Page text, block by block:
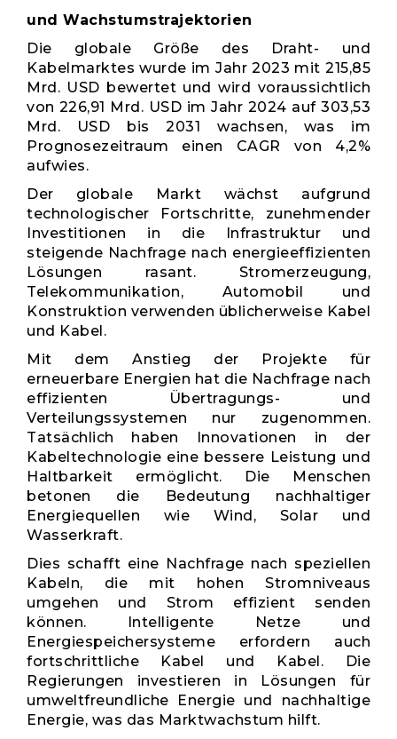
und Wachstumstrajektorien
Die globale Größe des Draht- und
Kabelmarktes wurde im Jahr 2023 mit 215,85
Mrd. USD bewertet und wird voraussichtlich
von 226,91 Mrd. USD im Jahr 2024 auf 303,53
Mrd. USD bis 2031 wachsen, was im
Prognosezeitraum einen CAGR von 4,2%
aufwies.
Der globale Markt wächst aufgrund
technologischer Fortschritte, zunehmender
Investitionen in die Infrastruktur und
steigende Nachfrage nach energieeffizienten
Lösungen rasant. Stromerzeugung,
Telekommunikation, Automobil und
Konstruktion verwenden üblicherweise Kabel
und Kabel.
Mit dem Anstieg der Projekte für
erneuerbare Energien hat die Nachfrage nach
effizienten Übertragungs- und
Verteilungssystemen nur zugenommen.
Tatsächlich haben Innovationen in der
Kabeltechnologie eine bessere Leistung und
Haltbarkeit ermöglicht. Die Menschen
betonen die Bedeutung nachhaltiger
Energiequellen wie Wind, Solar und
Wasserkraft.
Dies schafft eine Nachfrage nach speziellen
Kabeln, die mit hohen Stromniveaus
umgehen und Strom effizient senden
können. Intelligente Netze und
Energiespeichersysteme erfordern auch
fortschrittliche Kabel und Kabel. Die
Regierungen investieren in Lösungen für
umweltfreundliche Energie und nachhaltige
Energie, was das Marktwachstum hilft.